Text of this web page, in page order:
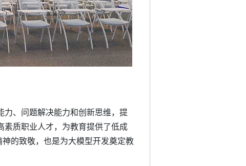
、问题解决能力和创新思维，提
素质职业人才，为教育提供了低成
的致敬，也是为大模型开发奠定教